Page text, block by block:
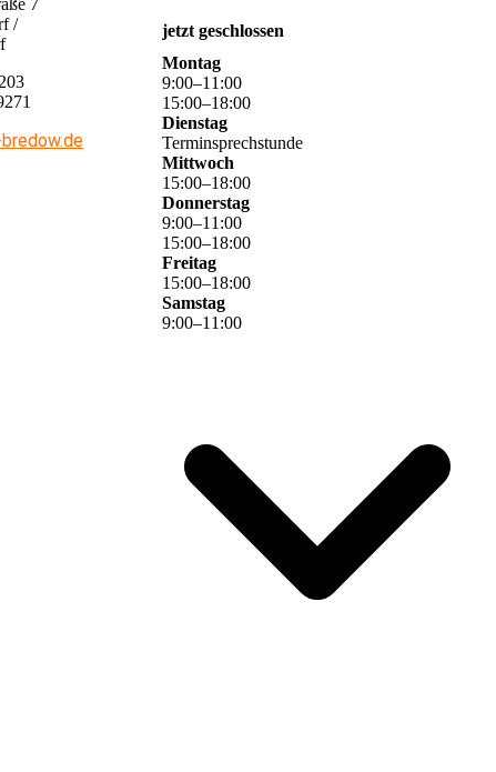
7
/
jetzt geschlossen
Montag
9:00–11 :00
15:00–18:00
Dienstag
Terminsprechstunde
Mittwoch
15:00–18:00
Donnerstag
9:00–11 :00
15:00–18:00
Freitag
15:00–18:00
Samstag
9:00–11 :00